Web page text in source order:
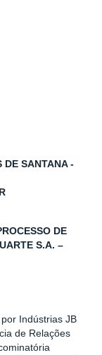
DE SANTANA -
DE
S.A. –
Indústrias JB
de Relações